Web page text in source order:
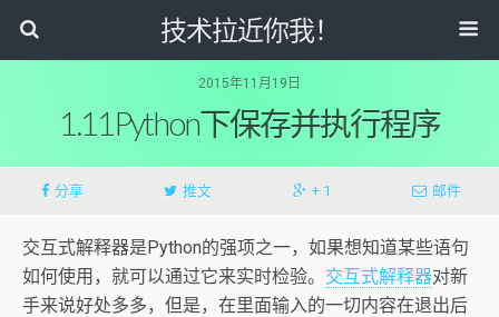
技术拉近你我！
2015年11月19日
1.11Python下保存并执行程序
分享 推文 + 1 邮件
交互式解释器是Python的强项之一，如果想知道某些语句
如何使用，就可以通过它来实时检验。 交互式解释器对新
手来说好处多多，但是，在里面输入的一切内容在退出后